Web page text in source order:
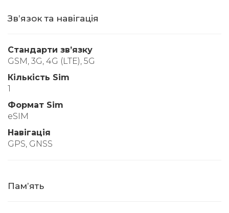
Звʼязок та навігація
Стандарти звʼязку
GSM, 3G, 4G (LTE), 5G
Кількість Sim
1
Формат Sim
eSIM
Навігація
GPS, GNSS
Памʼять